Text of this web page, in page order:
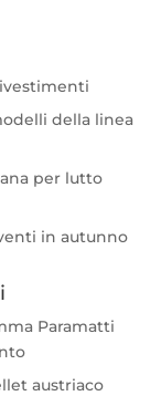
della linea
per lutto
in autunno
Paramatti
austriaco